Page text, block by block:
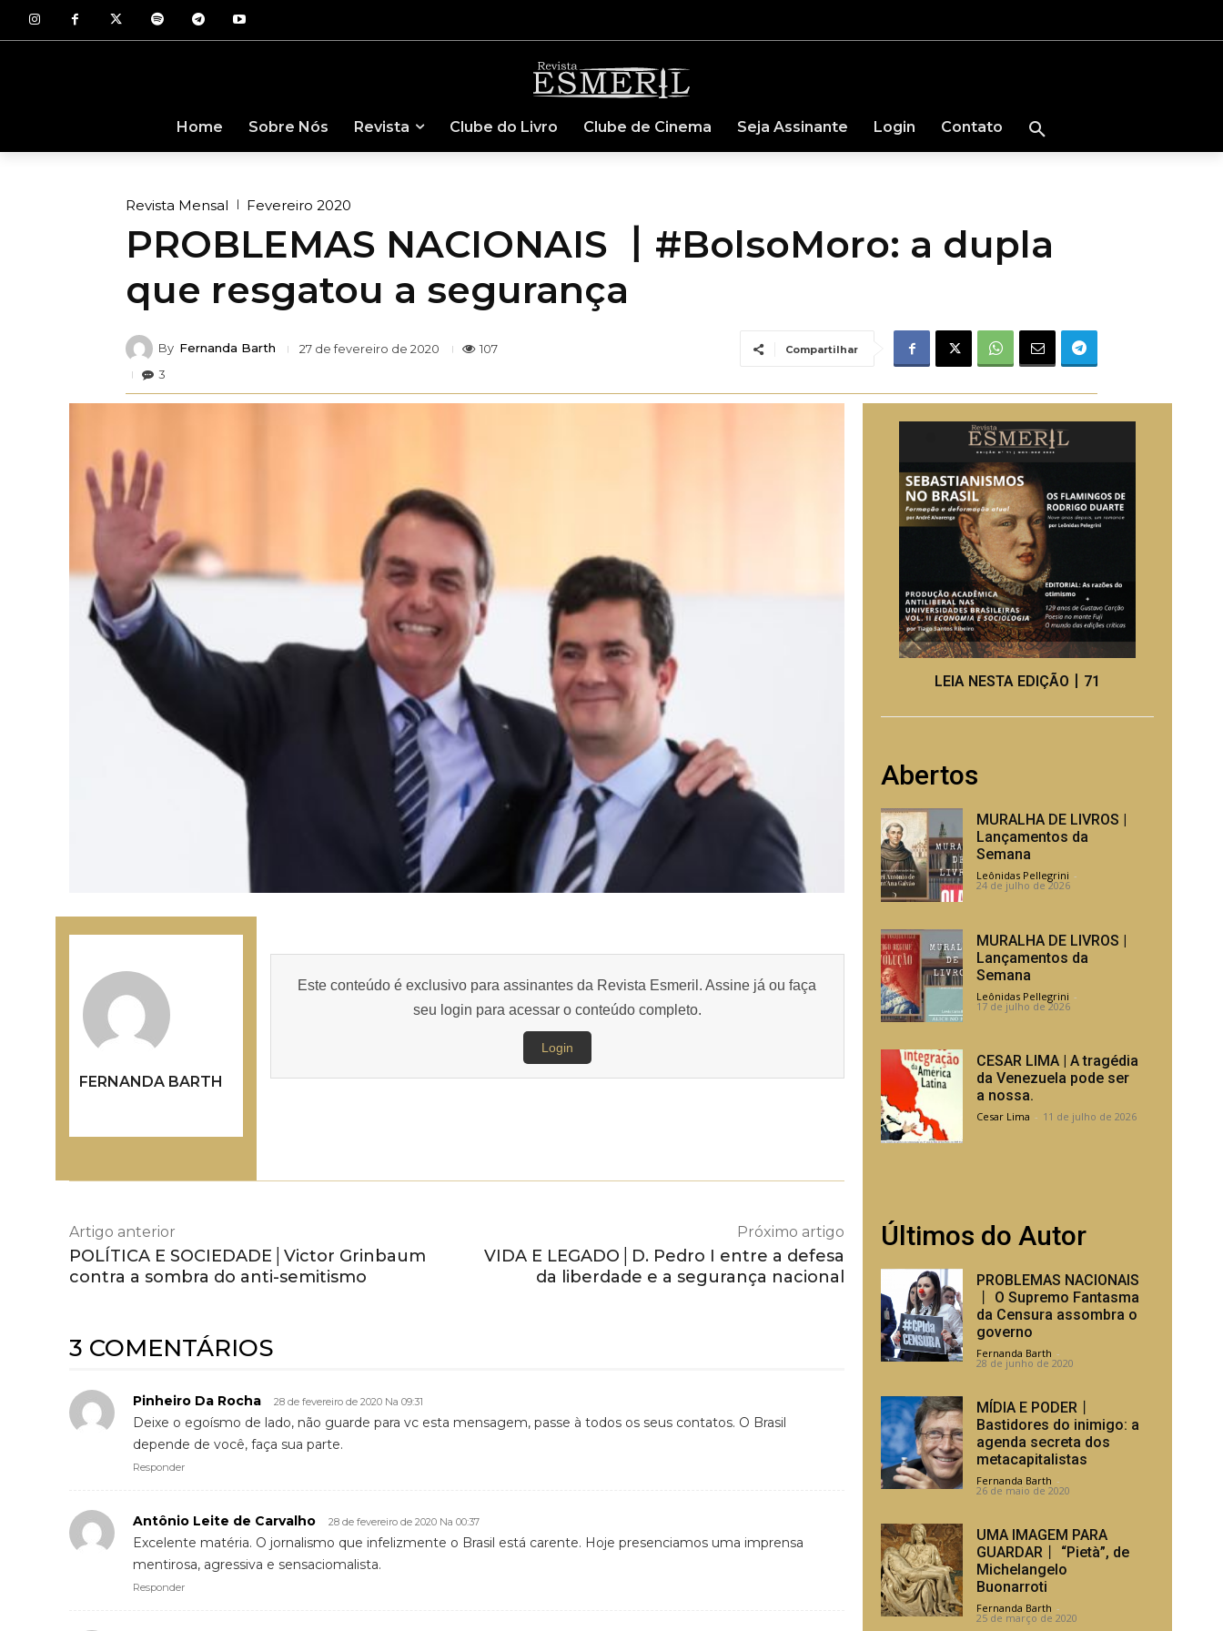
Home Sobre Nós Revista Clube do Livro Clube de Cinema Seja Assinante Login Contato
Revista Mensal Fevereiro 2020
PROBLEMAS NACIONAIS 丨#BolsoMoro: a dupla
que resgatou a segurança
By Fernanda Barth 27 de fevereiro de 2020
107
3
Compartilhar
FERNANDA BARTH
Este conteúdo é exclusivo para assinantes da Revista Esmeril. Assine já ou faça
seu login para acessar o conteúdo completo.
Login
Artigo anterior
POLÍTICA E SOCIEDADE│Victor Grinbaum
contra a sombra do anti-semitismo
Próximo artigo
VIDA E LEGADO│D. Pedro I entre a defesa
da liberdade e a segurança nacional
3 COMENTÁRIOS
Pinheiro Da Rocha 28 de fevereiro de 2020 Na 09:31
Deixe o egoísmo de lado, não guarde para vc esta mensagem, passe à todos os seus contatos. O Brasil
depende de você, faça sua parte.
Responder
Antônio Leite de Carvalho 28 de fevereiro de 2020 Na 00:37
Excelente matéria. O jornalismo que infelizmente o Brasil está carente. Hoje presenciamos uma imprensa
mentirosa, agressiva e sensaciomalista.
Responder
LEIA NESTA EDIÇÃO丨71
Abertos
MURALHA DE LIVROS |
Lançamentos da
Semana
Leônidas Pellegrini -
24 de julho de 2026
MURALHA DE LIVROS |
Lançamentos da
Semana
Leônidas Pellegrini -
17 de julho de 2026
CESAR LIMA | A tragédia
da Venezuela pode ser
a nossa.
Cesar Lima - 11 de julho de 2026
Últimos do Autor
PROBLEMAS NACIONAIS
丨 O Supremo Fantasma
da Censura assombra o
governo
Fernanda Barth -
28 de junho de 2020
MÍDIA E PODER丨
Bastidores do inimigo: a
agenda secreta dos
metacapitalistas
Fernanda Barth -
26 de maio de 2020
UMA IMAGEM PARA
GUARDAR丨 “Pietà”, de
Michelangelo
Buonarroti
Fernanda Barth -
25 de março de 2020